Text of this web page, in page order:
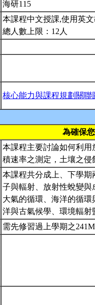
海研115
本課程中文授課,使用英文
總人數上限：12人
核心能力與課程規劃關聯
為確保
本課程主要討論如何利
積速率之測定，土壤之侵
本課程共分成上、下學
子與輻射、放射性蛻變與
大氣的循環、海洋的循
洋與古氣候學、環境輻射
需先修習過上學期之